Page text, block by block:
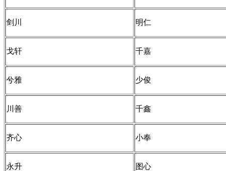
剑川 明仁
戈轩 千嘉
兮雅 少俊
川善 千鑫
齐心 小奉
永升 图心